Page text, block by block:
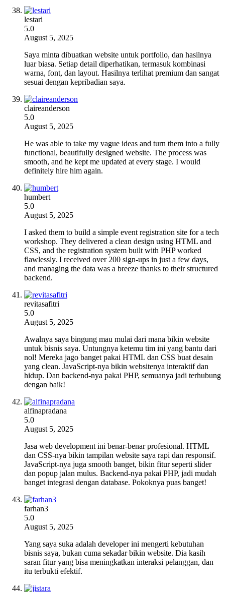
lestari
5.0
August 5, 2025
Saya minta dibuatkan website untuk portfolio, dan hasilnya
luar biasa. Setiap detail diperhatikan, termasuk kombinasi
warna, font, dan layout. Hasilnya terlihat premium dan sangat
sesuai dengan kepribadian saya.
claireanderson
5.0
August 5, 2025
He was able to take my vague ideas and turn them into a fully
functional, beautifully designed website. The process was
smooth, and he kept me updated at every stage. I would
definitely hire him again.
humbert
5.0
August 5, 2025
I asked them to build a simple event registration site for a tech
workshop. They delivered a clean design using HTML and
CSS, and the registration system built with PHP worked
flawlessly. I received over 200 sign-ups in just a few days,
and managing the data was a breeze thanks to their structured
backend.
revitasafitri
5.0
August 5, 2025
Awalnya saya bingung mau mulai dari mana bikin website
untuk bisnis saya. Untungnya ketemu tim ini yang bantu dari
nol! Mereka jago banget pakai HTML dan CSS buat desain
yang clean. JavaScript-nya bikin websitenya interaktif dan
hidup. Dan backend-nya pakai PHP, semuanya jadi terhubung
dengan baik!
alfinapradana
5.0
August 5, 2025
Jasa web development ini benar-benar profesional. HTML
dan CSS-nya bikin tampilan website saya rapi dan responsif.
JavaScript-nya juga smooth banget, bikin fitur seperti slider
dan popup jalan mulus. Backend-nya pakai PHP, jadi mudah
banget integrasi dengan database. Pokoknya puas banget!
farhan3
5.0
August 5, 2025
Yang saya suka adalah developer ini mengerti kebutuhan
bisnis saya, bukan cuma sekadar bikin website. Dia kasih
saran fitur yang bisa meningkatkan interaksi pelanggan, dan
itu terbukti efektif.